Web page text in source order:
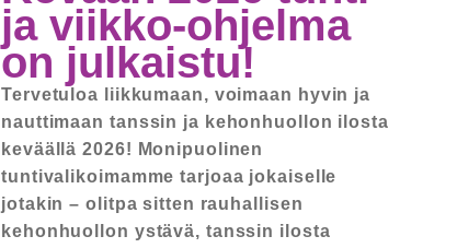
ja viikko-ohjelma
on julkaistu!
Tervetuloa liikkumaan, voimaan hyvin ja
nauttimaan tanssin ja kehonhuollon ilosta
keväällä 2026! Monipuolinen
tuntivalikoimamme tarjoaa jokaiselle
jotakin – olitpa sitten rauhallisen
kehonhuollon ystävä, tanssin ilosta